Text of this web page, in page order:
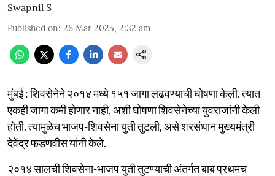
Swapnil S
Published on: 26 Mar 2025, 2:32 am
मुंबई : शिवसेनेने २०१४ मध्ये १५१ जागा लढवण्याची घोषणा केली. त्यात
एकही जागा कमी होणार नाही, अशी घोषणा शिवसेनेच्या युवराजांनी केली
होती. त्यामुळेच भाजप-शिवसेना युती तुटली, असे शरसंधान मुख्यमंत्री
देवेंद्र फडणवीस यांनी केले.
२०१४ सालची शिवसेना-भाजप युती तुटण्याची अंतर्गत बाब प्रथमच